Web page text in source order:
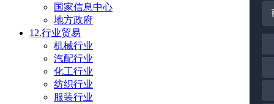
国家信息中心
地方政府
12.行业贸易
机械行业
汽配行业
化工行业
纺织行业
服装行业